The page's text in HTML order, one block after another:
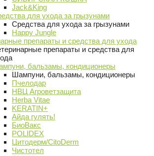
Jack&King
для ухода за грызунами
Средства для ухода за грызунами
Happy Jungle
препараты и средства для ухода
препараты и средства для
бальзамы, кондиционеры
Шампуни, бальзамы, кондиционеры
Пчелодар
НВЦ Агроветзащита
Herba Vitae
KERATIN+
Айда гулять!
БиоВакс
POLIDEX
Цитодерм/CitoDerm
Чистотел